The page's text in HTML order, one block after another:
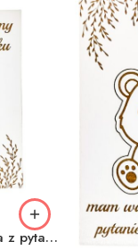
przez nas
aby cieszyły oko
zaczarowanego
Drewniana Tabliczka z pytaniem do Wujka Czy zostaniesz moim Ojcem Chrzestnym